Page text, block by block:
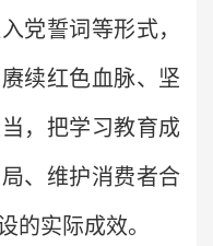
党誓词等形式，
续红色血脉、坚
，把学习教育成
、维护消费者合
的实际成效。